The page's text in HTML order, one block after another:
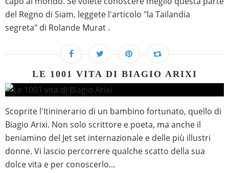
del Regno di Siam, leggete l'articolo "la Tailandia
segreta" di Rolande Murat .
LE 1001 VITA DI BIAGIO ARIXI
Scoprite l'Itininerario di un bambino fortunato, quello di
Biagio Arixi. Non solo scrittore e poeta, ma anche il
beniamino del Jet set internazionale e delle più illustri
donne. Vi lascio percorrere qualche scatto della sua
dolce vita e per conoscerlo...